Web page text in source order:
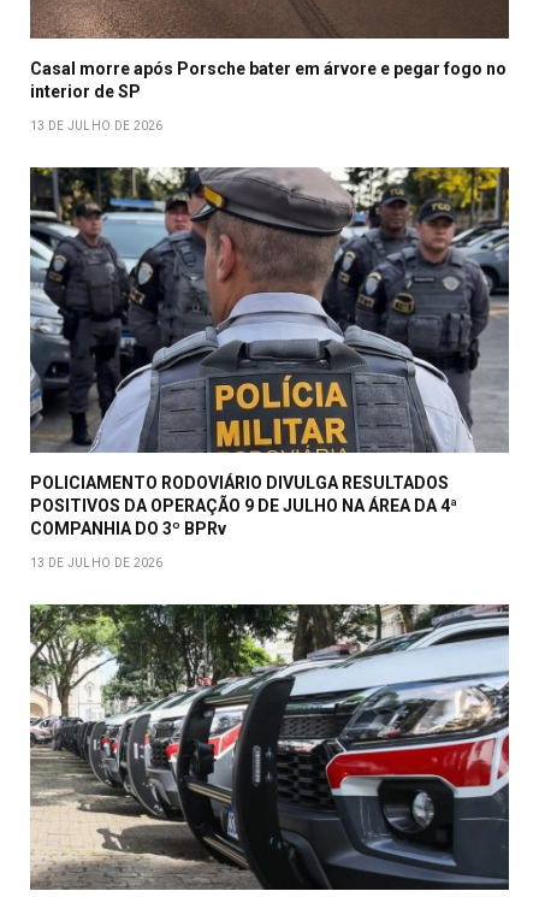
Casal morre após Porsche bater em árvore e pegar fogo no
interior de SP
13 DE JULHO DE 2026
POLICIAMENTO RODOVIÁRIO DIVULGA RESULTADOS
POSITIVOS DA OPERAÇÃO 9 DE JULHO NA ÁREA DA 4ª
COMPANHIA DO 3º BPRv
13 DE JULHO DE 2026